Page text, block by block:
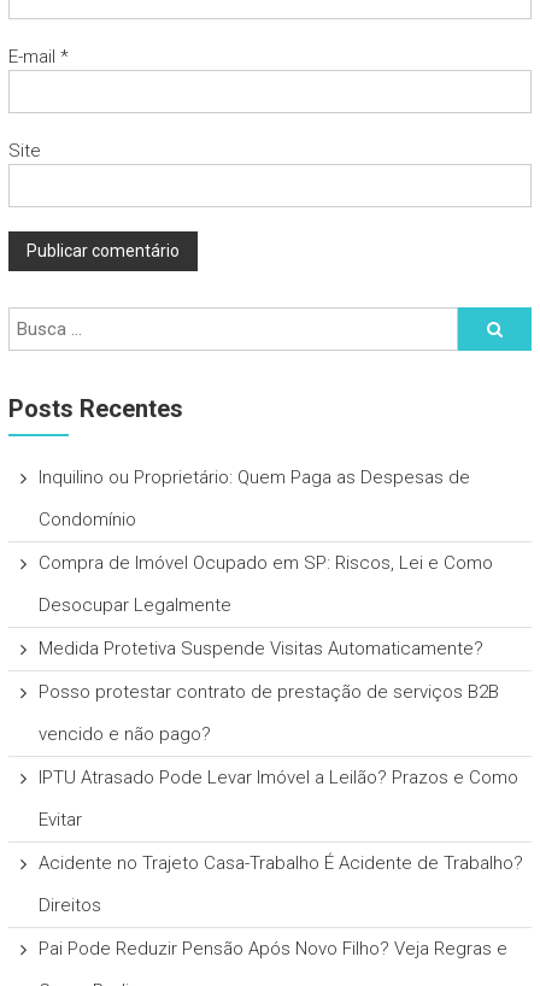
E-mail *
Site
Posts Recentes
Inquilino ou Proprietário: Quem Paga as Despesas de
Condomínio
Compra de Imóvel Ocupado em SP: Riscos, Lei e Como
Desocupar Legalmente
Medida Protetiva Suspende Visitas Automaticamente?
Posso protestar contrato de prestação de serviços B2B
vencido e não pago?
IPTU Atrasado Pode Levar Imóvel a Leilão? Prazos e Como
Evitar
Acidente no Trajeto Casa-Trabalho É Acidente de Trabalho?
Direitos
Pai Pode Reduzir Pensão Após Novo Filho? Veja Regras e